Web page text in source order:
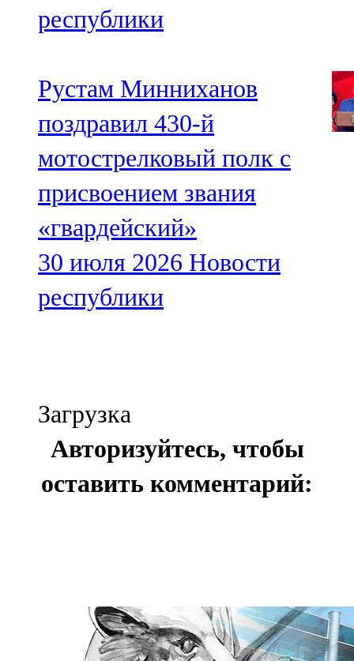
республики
Рустам Минниханов
поздравил 430-й
мотострелковый полк с
присвоением звания
«гвардейский»
30 июля 2026 Новости
республики
Загрузка
Авторизуйтесь, чтобы
оставить комментарий: